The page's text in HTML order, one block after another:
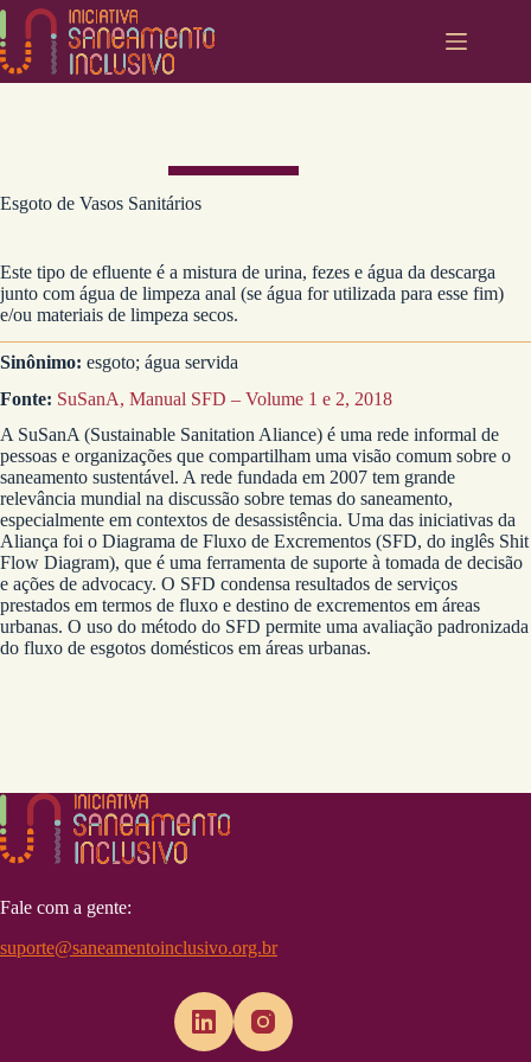
Pular
o
conteúdo
Esgoto de Vasos Sanitários
Este tipo de efluente é a mistura de urina, fezes e água da descarga
junto com água de limpeza anal (se água for utilizada para esse fim)
e/ou materiais de limpeza secos.
Sinônimo: esgoto; água servida
Fonte: SuSanA, Manual SFD – Volume 1 e 2, 2018
A SuSanA (Sustainable Sanitation Aliance) é uma rede informal de
pessoas e organizações que compartilham uma visão comum sobre o
saneamento sustentável. A rede fundada em 2007 tem grande
relevância mundial na discussão sobre temas do saneamento,
especialmente em contextos de desassistência. Uma das iniciativas da
Aliança foi o Diagrama de Fluxo de Excrementos (SFD, do inglês Shit
Flow Diagram), que é uma ferramenta de suporte à tomada de decisão
e ações de advocacy. O SFD condensa resultados de serviços
prestados em termos de fluxo e destino de excrementos em áreas
urbanas. O uso do método do SFD permite uma avaliação padronizada
do fluxo de esgotos domésticos em áreas urbanas.
Fale com a gente:
suporte@saneamentoinclusivo.org.br